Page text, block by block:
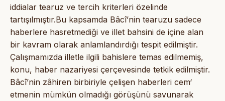
iddialar tearuz ve tercih kriterleri özelinde
tartışılmıştır.Bu kapsamda Bâcî’nin tearuzu sadece
haberlere hasretmediği ve illet bahsini de içine alan
bir kavram olarak anlamlandırdığı tespit edilmiştir.
Çalışmamızda illetle ilgili bahislere temas edilmemiş,
konu, haber nazariyesi çerçevesinde tetkik edilmiştir.
Bâcî’nin zâhiren birbiriyle çelişen haberleri cem‘
etmenin mümkün olmadığı görüşünü savunarak